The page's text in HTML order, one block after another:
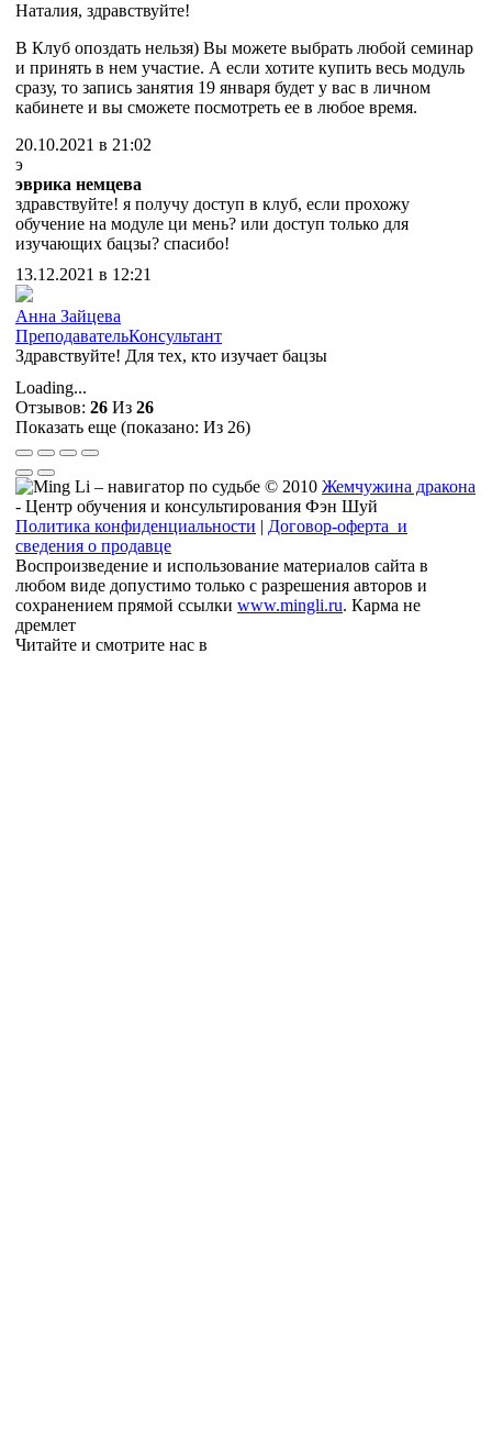
Наталия, здравствуйте!
В Клуб опоздать нельзя) Вы можете выбрать любой семинар
и принять в нем участие. А если хотите купить весь модуль
сразу, то запись занятия 19 января будет у вас в личном
кабинете и вы сможете посмотреть ее в любое время.
20.10.2021 в 21:02
э
эврика немцева
здравствуйте! я получу доступ в клуб, если прохожу
обучение на модуле ци мень? или доступ только для
изучающих бацзы? спасибо!
13.12.2021 в 12:21
Анна Зайцева
ПреподавательКонсультант
Здравствуйте! Для тех, кто изучает бацзы
Loading...
Отзывов: 26 Из 26
Показать еще (показано: Из 26)
© 2010 Жемчужина дракона
- Центр обучения и консультирования Фэн Шуй
Политика конфиденциальности | Договор-оферта и
сведения о продавце
Воспроизведение и использование материалов сайта в
любом виде допустимо только с разрешения авторов и
сохранением прямой ссылки www.mingli.ru. Карма не
дремлет
Читайте и смотрите нас в